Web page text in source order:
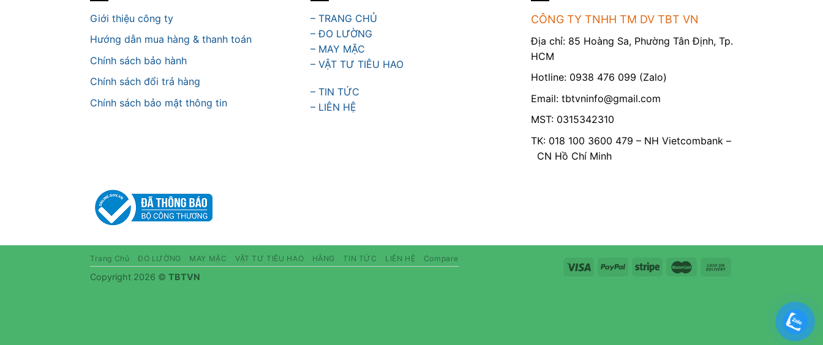
Giới thiệu công ty
Hướng dẫn mua hàng & thanh toán
Chính sách bảo hành
Chính sách đổi trả hàng
Chính sách bảo mật thông tin
– TRANG CHỦ
– ĐO LƯỜNG
– MAY MẶC
– VẬT TƯ TIÊU HAO
– TIN TỨC
– LIÊN HỆ
CÔNG TY TNHH TM DV TBT VN
Địa chỉ: 85 Hoàng Sa, Phường Tân Định, Tp.
HCM
Hotline: 0938 476 099 (Zalo)
Email: tbtvninfo@gmail.com
MST: 0315342310
TK: 018 100 3600 479 – NH Vietcombank –
CN Hồ Chí Minh
Trang Chủ ĐO LƯỜNG MAY MẶC VẬT TƯ TIÊU HAO HÃNG TIN TỨC LIÊN HỆ Compare
Copyright 2026 © TBTVN